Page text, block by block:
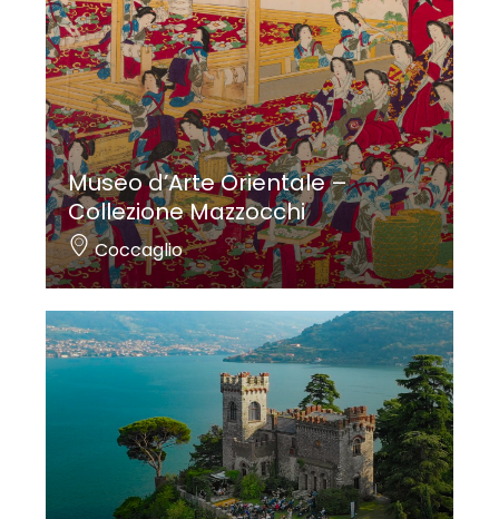
Museo d’Arte Orientale –
Collezione Mazzocchi
Coccaglio